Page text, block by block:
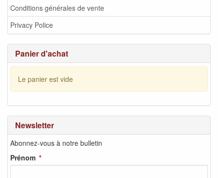
Conditions générales de vente
Privacy Police
Panier d'achat
Le panier est vide
Newsletter
Abonnez-vous à notre bulletin
Prénom